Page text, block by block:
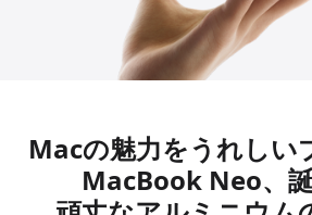
Macの魅力をうれしい
MacBook Neo、